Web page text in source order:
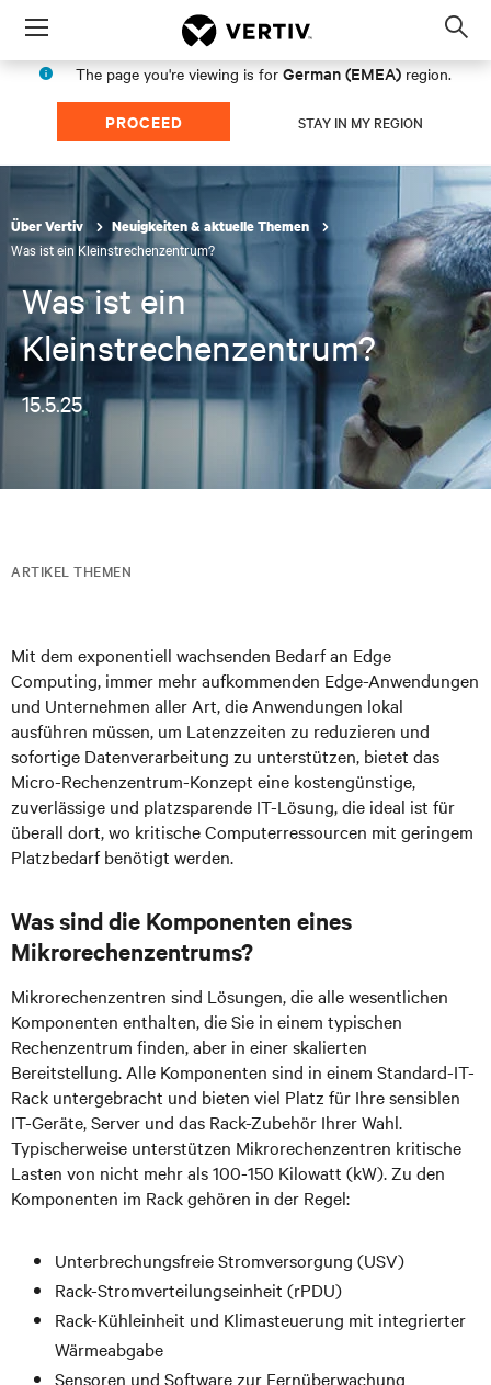
Menu
The page you're viewing is for German (EMEA) region.
PROCEED STAY IN MY REGION
Über Vertiv Neuigkeiten & aktuelle Themen
Was ist ein Kleinstrechenzentrum?
Was ist ein
Kleinstrechenzentrum?
15.5.25
ARTIKEL THEMEN
Mit dem exponentiell wachsenden Bedarf an Edge
Computing, immer mehr aufkommenden Edge-Anwendungen
und Unternehmen aller Art, die Anwendungen lokal
ausführen müssen, um Latenzzeiten zu reduzieren und
sofortige Datenverarbeitung zu unterstützen, bietet das
Micro-Rechenzentrum-Konzept eine kostengünstige,
zuverlässige und platzsparende IT-Lösung, die ideal ist für
überall dort, wo kritische Computerressourcen mit geringem
Platzbedarf benötigt werden.
Was sind die Komponenten eines
Mikrorechenzentrums?
Mikrorechenzentren sind Lösungen, die alle wesentlichen
Komponenten enthalten, die Sie in einem typischen
Rechenzentrum finden, aber in einer skalierten
Bereitstellung. Alle Komponenten sind in einem Standard-IT-
Rack untergebracht und bieten viel Platz für Ihre sensiblen
IT-Geräte, Server und das Rack-Zubehör Ihrer Wahl.
Typischerweise unterstützen Mikrorechenzentren kritische
Lasten von nicht mehr als 100-150 Kilowatt (kW). Zu den
Komponenten im Rack gehören in der Regel:
Unterbrechungsfreie Stromversorgung (USV)
Rack-Stromverteilungseinheit (rPDU)
Rack-Kühleinheit und Klimasteuerung mit integrierter
Wärmeabgabe
Sensoren und Software zur Fernüberwachung